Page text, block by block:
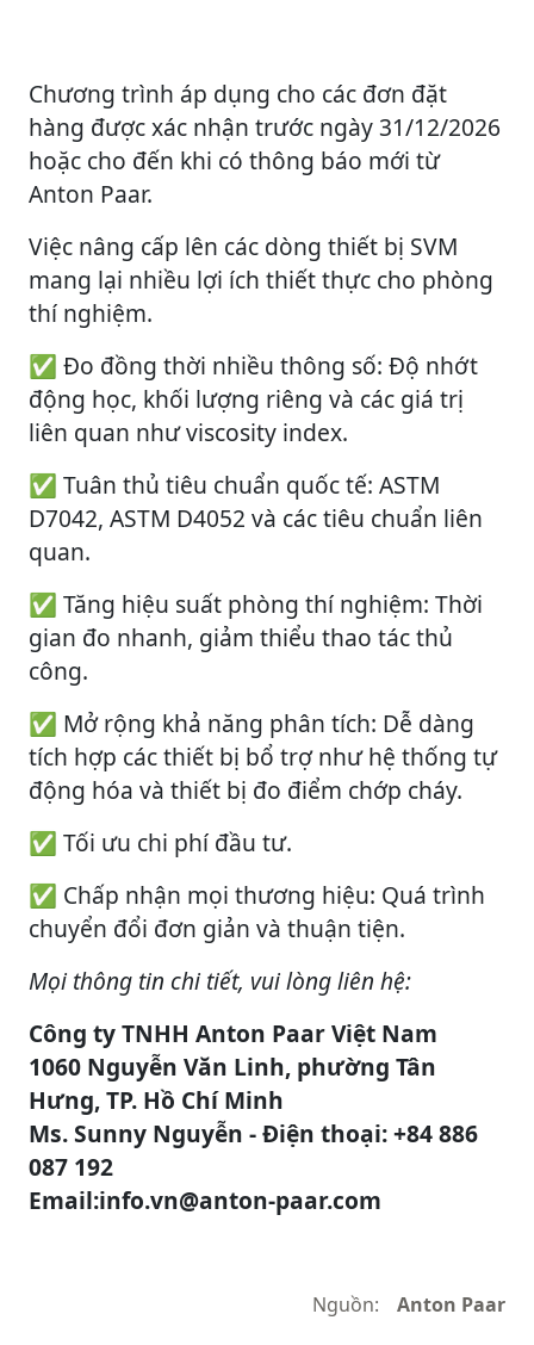
Chương trình áp dụng cho các đơn đặt
hàng được xác nhận trước ngày 31/12/2026
hoặc cho đến khi có thông báo mới từ
Anton Paar.
Việc nâng cấp lên các dòng thiết bị SVM
mang lại nhiều lợi ích thiết thực cho phòng
thí nghiệm.
✅ Đo đồng thời nhiều thông số: Độ nhớt
động học, khối lượng riêng và các giá trị
liên quan như viscosity index.
✅ Tuân thủ tiêu chuẩn quốc tế: ASTM
D7042, ASTM D4052 và các tiêu chuẩn liên
quan.
✅ Tăng hiệu suất phòng thí nghiệm: Thời
gian đo nhanh, giảm thiểu thao tác thủ
công.
✅ Mở rộng khả năng phân tích: Dễ dàng
tích hợp các thiết bị bổ trợ như hệ thống tự
động hóa và thiết bị đo điểm chớp cháy.
✅ Tối ưu chi phí đầu tư.
✅ Chấp nhận mọi thương hiệu: Quá trình
chuyển đổi đơn giản và thuận tiện.
Mọi thông tin chi tiết, vui lòng liên hệ:
Công ty TNHH Anton Paar Việt Nam
1060 Nguyễn Văn Linh, phường Tân
Hưng, TP. Hồ Chí Minh
Ms. Sunny Nguyễn - Điện thoại: +84 886
087 192
Email:info.vn@anton-paar.com
Nguồn: Anton Paar